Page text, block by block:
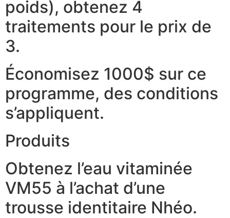
poids), obtenez 4
traitements pour le prix de
3.
Économisez 1000$ sur ce
programme, des conditions
s’appliquent.
Produits
Obtenez l’eau vitaminée
VM55 à l’achat d’une
trousse identitaire Nhéo.